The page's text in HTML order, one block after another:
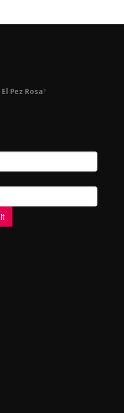
El Pez Rosa?